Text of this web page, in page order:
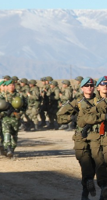
тактическое